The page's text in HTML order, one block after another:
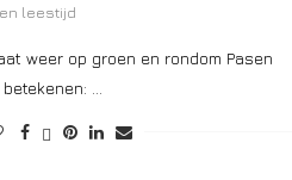
leestijd
weer op groen en rondom Pasen
…